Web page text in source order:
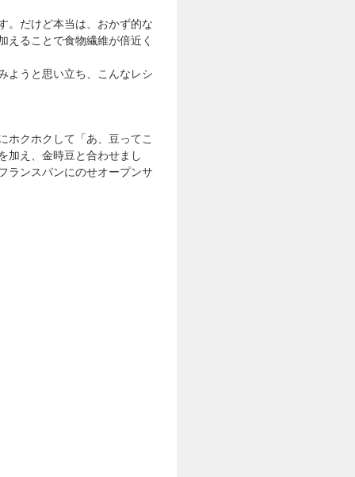
。だけど本当は、おかず的な
えることで食物繊維が倍近く
ようと思い立ち、こんなレシ
ホクホクして「あ、豆ってこ
加え、金時豆と合わせまし
ランスパンにのせオープンサ